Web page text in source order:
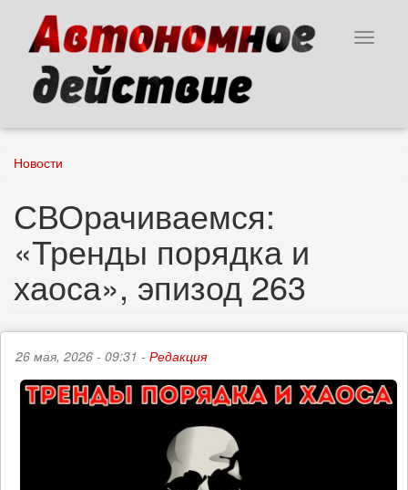
основному
содержанию
Toggle
Новости
СВОрачиваемся:
«Тренды порядка и
хаоса», эпизод 263
26 мая, 2026 - 09:31 - Редакция